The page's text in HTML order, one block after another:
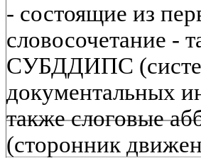
- состоящие из
словосочетание -
СУБДДИПС
документальных
также слоговые
(сторонник